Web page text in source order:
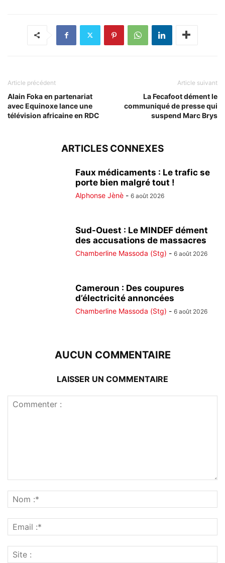
Article précédent
Alain Foka en partenariat
avec Equinoxe lance une
télévision africaine en RDC
Article suivant
La Fecafoot dément le
communiqué de presse qui
suspend Marc Brys
ARTICLES CONNEXES
Faux médicaments : Le trafic se
porte bien malgré tout !
Alphonse Jènè - 6 août 2026
Sud-Ouest : Le MINDEF dément
des accusations de massacres
Chamberline Massoda (Stg) - 6 août 2026
Cameroun : Des coupures
d’électricité annoncées
Chamberline Massoda (Stg) - 6 août 2026
AUCUN COMMENTAIRE
LAISSER UN COMMENTAIRE